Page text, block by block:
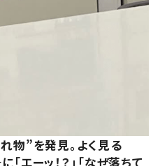
物”を発見。よく見る
エーッ！？」「なぜ落ちて